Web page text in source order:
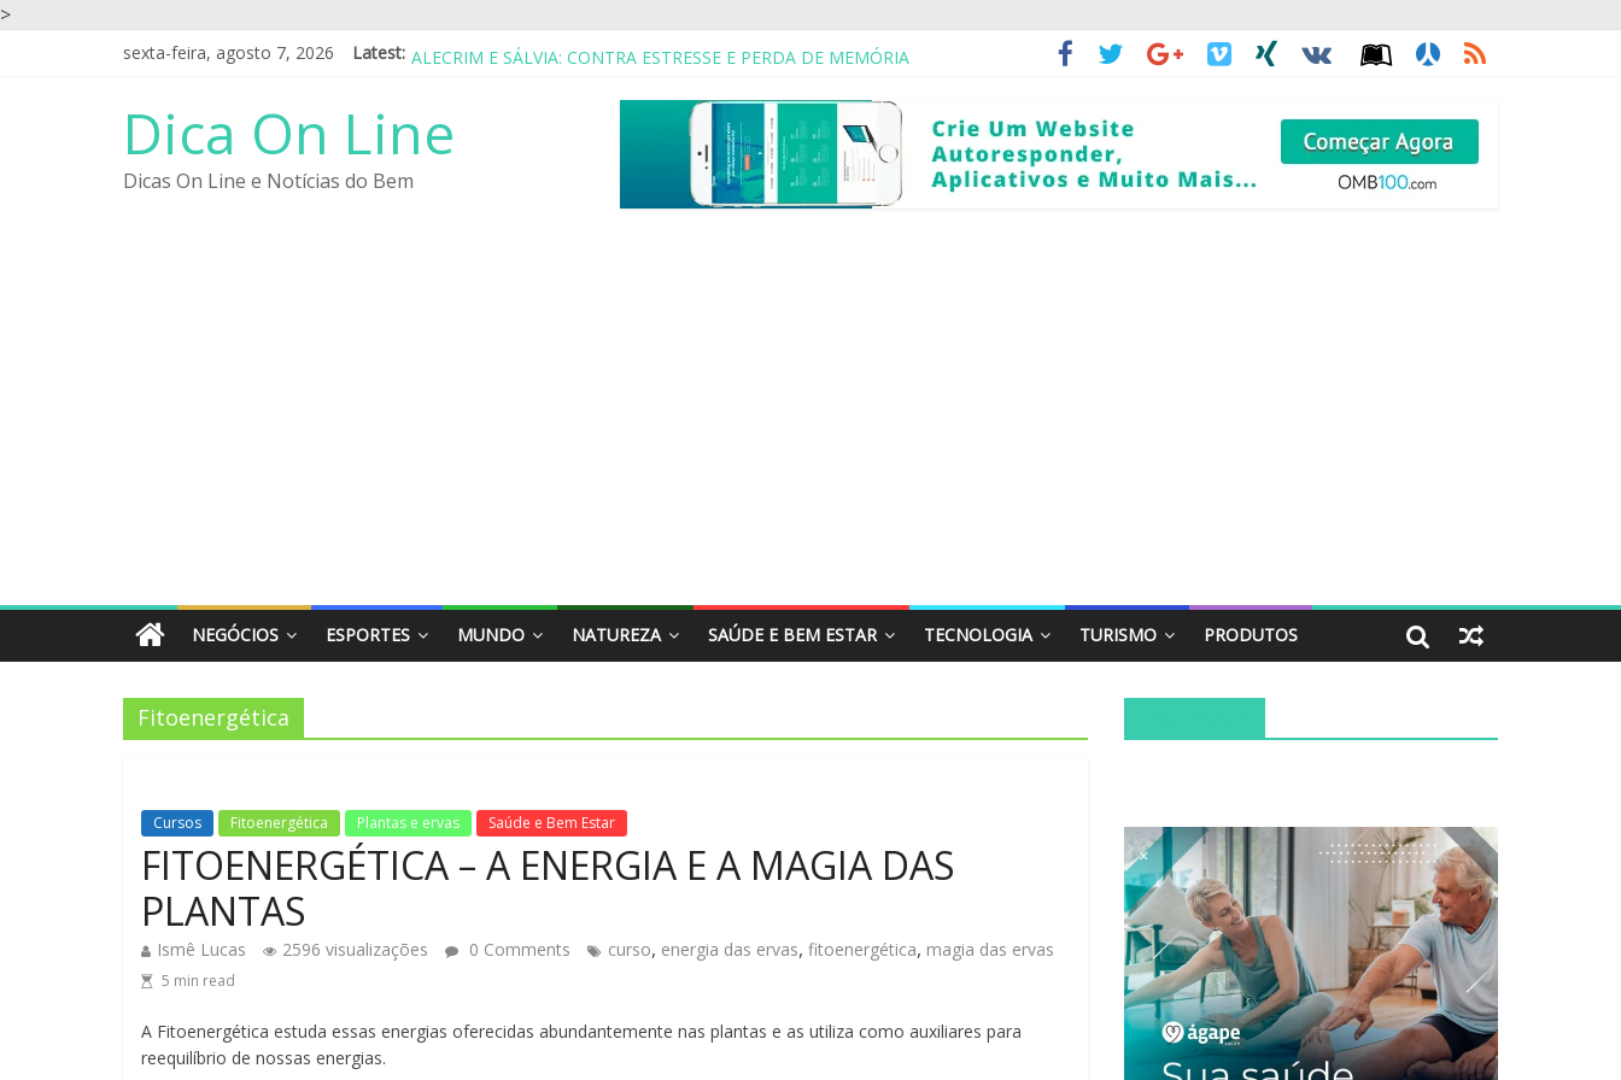
>
sexta-feira, agosto 7, 2026 Latest: ALECRIM E SÁLVIA: CONTRA ESTRESSE E PERDA DE MEMÓRIA
EU GOSTO DO SIMPLES: UM ABRAÇO, UM OBRIGADA E UM CUIDE-SE
PARA SER FELIZ VOCÊ TEM QUE IGNORAR MUITAS PESSOAS
ALIMENTOS PARA SAIR DA DEPRESSÃO
Dica On Line
Dicas On Line e Notícias do Bem
NEGÓCIOS ESPORTES MUNDO NATUREZA SAÚDE E BEM ESTAR TECNOLOGIA TURISMO PRODUTOS
Fitoenergética
Cursos Fitoenergética Plantas e ervas Saúde e Bem Estar
FITOENERGÉTICA – A ENERGIA E A MAGIA DAS
PLANTAS
Ismê Lucas 2596 visualizações 0 Comments curso, energia das ervas, fitoenergética, magia das ervas
5 min read
A Fitoenergética estuda essas energias oferecidas abundantemente nas plantas e as utiliza como auxiliares para
reequilíbrio de nossas energias.